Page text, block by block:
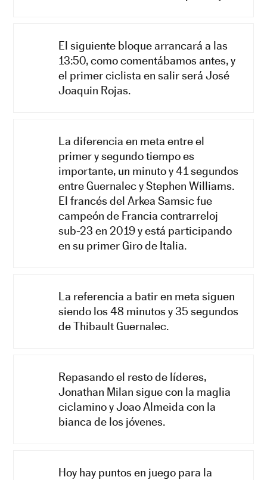
El siguiente bloque arrancará a las
13:50, como comentábamos antes, y
el primer ciclista en salir será José
Joaquin Rojas.
La diferencia en meta entre el
primer y segundo tiempo es
importante, un minuto y 41 segundos
entre Guernalec y Stephen Williams.
El francés del Arkea Samsic fue
campeón de Francia contrarreloj
sub-23 en 2019 y está participando
en su primer Giro de Italia.
La referencia a batir en meta siguen
siendo los 48 minutos y 35 segundos
de Thibault Guernalec.
Repasando el resto de líderes,
Jonathan Milan sigue con la maglia
ciclamino y Joao Almeida con la
bianca de los jóvenes.
Hoy hay puntos en juego para la